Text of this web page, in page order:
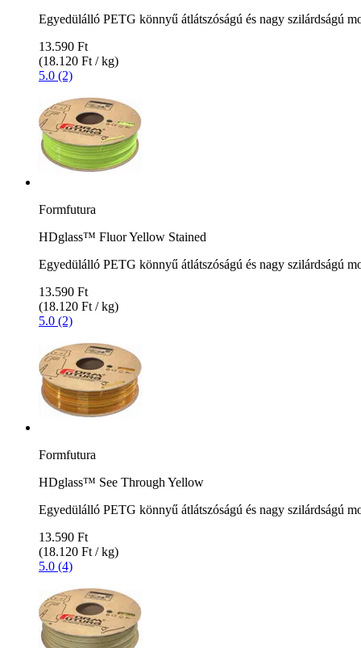
Egyedülálló PETG könnyű átlátszóságú és nagy szilárdságú
13.590 Ft
(18.120 Ft / kg)
5.0 (2)
Formfutura
HDglass™ Fluor Yellow Stained
Egyedülálló PETG könnyű átlátszóságú és nagy szilárdságú
13.590 Ft
(18.120 Ft / kg)
5.0 (2)
Formfutura
HDglass™ See Through Yellow
Egyedülálló PETG könnyű átlátszóságú és nagy szilárdságú
13.590 Ft
(18.120 Ft / kg)
5.0 (4)